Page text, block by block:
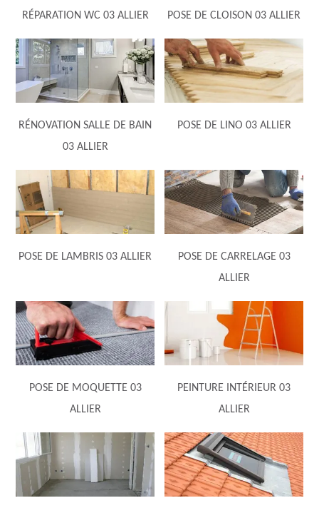
RÉPARATION WC 03 ALLIER POSE DE CLOISON 03 ALLIER
RÉNOVATION SALLE DE BAIN
03 ALLIER
POSE DE LINO 03 ALLIER
POSE DE LAMBRIS 03 ALLIER
POSE DE CARRELAGE 03
ALLIER
POSE DE MOQUETTE 03
ALLIER
PEINTURE INTÉRIEUR 03
ALLIER